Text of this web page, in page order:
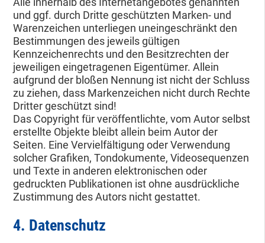
und ggf. durch Dritte geschützten Marken- und
Warenzeichen unterliegen uneingeschränkt den
Bestimmungen des jeweils gültigen
Kennzeichenrechts und den Besitzrechten der
jeweiligen eingetragenen Eigentümer. Allein
aufgrund der bloßen Nennung ist nicht der Schluss
zu ziehen, dass Markenzeichen nicht durch Rechte
Dritter geschützt sind!
Das Copyright für veröffentlichte, vom Autor selbst
erstellte Objekte bleibt allein beim Autor der
Seiten. Eine Vervielfältigung oder Verwendung
solcher Grafiken, Tondokumente, Videosequenzen
und Texte in anderen elektronischen oder
gedruckten Publikationen ist ohne ausdrückliche
Zustimmung des Autors nicht gestattet.
4. Datenschutz